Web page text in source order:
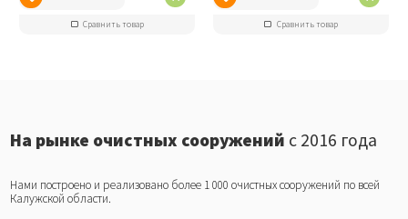
Сравнить товар Сравнить товар
На рынке очистных сооружений с 2016 года
Нами построено и реализовано более 1 000 очистных сооружений по всей
Калужской области.